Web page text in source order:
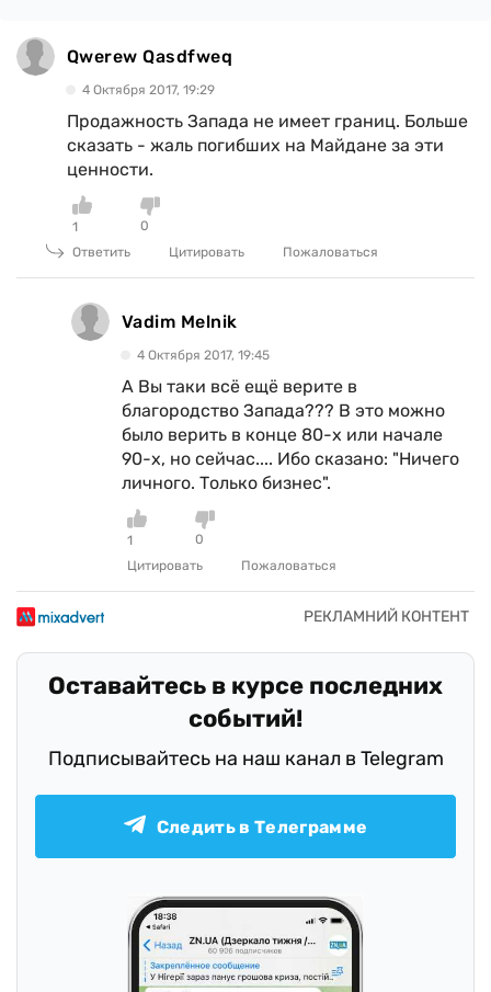
Qwerew Qasdfweq
4 Октября 2017, 19:29
Продажность Запада не имеет границ. Больше
сказать - жаль погибших на Майдане за эти
ценности.
1
0
Ответить
Цитировать Пожаловаться
Vadim Melnik
4 Октября 2017, 19:45
А Вы таки всё ещё верите в
благородство Запада??? В это можно
было верить в конце 80-х или начале
90-х, но сейчас.... Ибо сказано: "Ничего
личного. Только бизнес".
1
0
Цитировать
Пожаловаться
Оставайтесь в курсе последних
событий!
Подписывайтесь на наш канал в Telegram
Следить в Телеграмме